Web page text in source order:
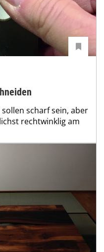
scharf sein, aber
rechtwinklig am